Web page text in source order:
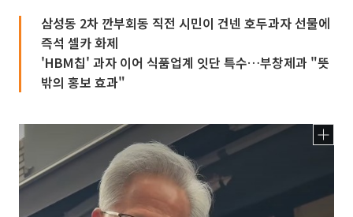
삼성동 2차 깐부회동 직전 시민이 건넨 호두과자 선물에
즉석 셀카 화제
'HBM칩' 과자 이어 식품업계 잇단 특수…부창제과 "뜻
밖의 홍보 효과"